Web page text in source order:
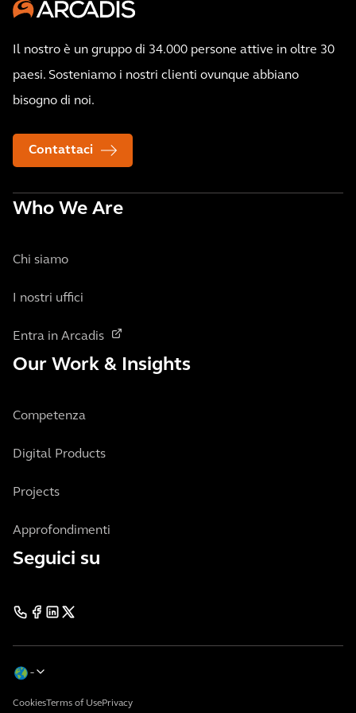
Il nostro è un gruppo di 34.000 persone attive in oltre 30
paesi. Sosteniamo i nostri clienti ovunque abbiano
bisogno di noi.
Contattaci
Who We Are
Chi siamo
I nostri uffici
Entra in Arcadis
Our Work & Insights
Competenza
Digital Products
Projects
Approfondimenti
Seguici su
CookiesTerms of UsePrivacy